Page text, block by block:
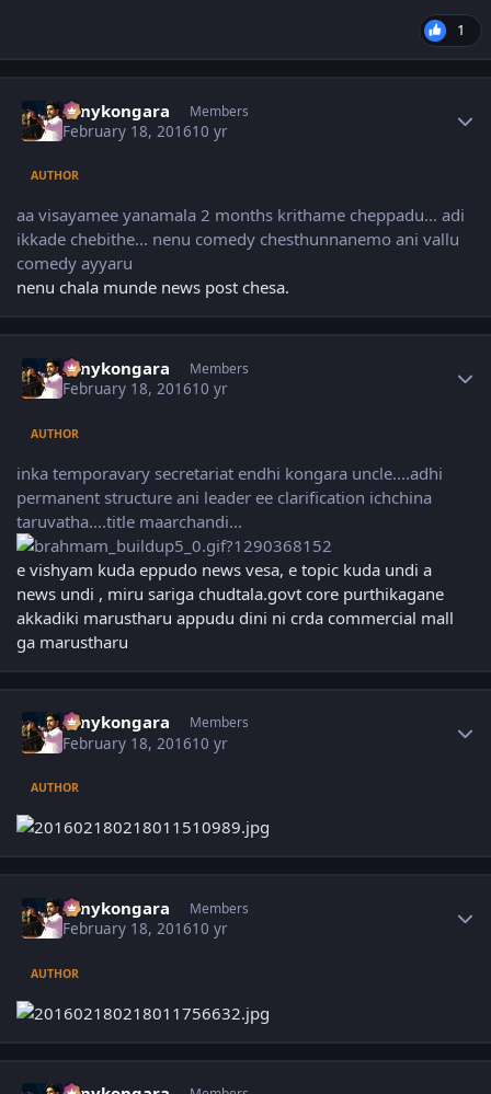
1
sonykongara Members
February 18, 201610 yr
AUTHOR
aa visayamee yanamala 2 months krithame cheppadu... adi
ikkade chebithe... nenu comedy chesthunnanemo ani vallu
comedy ayyaru
nenu chala munde news post chesa.
sonykongara Members
February 18, 201610 yr
AUTHOR
inka temporavary secretariat endhi kongara uncle....adhi
permanent structure ani leader ee clarification ichchina
taruvatha....title maarchandi...
e vishyam kuda eppudo news vesa, e topic kuda undi a
news undi , miru sariga chudtala.govt core purthikagane
akkadiki marustharu appudu dini ni crda commercial mall
ga marustharu
sonykongara Members
February 18, 201610 yr
AUTHOR
sonykongara Members
February 18, 201610 yr
AUTHOR